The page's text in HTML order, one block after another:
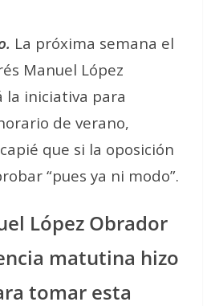
La próxima semana el
Manuel López
la iniciativa para
de verano,
que si la oposición
“pues ya ni modo”.
López Obrador
matutina hizo
tomar esta